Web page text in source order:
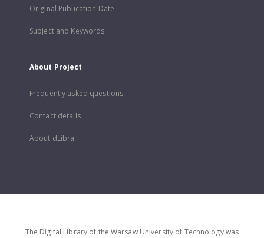
Original Publication Date
Subject and Keywords
About Project
Frequently asked questions
Contact details
About dLibra
The Digital Library of the Warsaw University of Technology was